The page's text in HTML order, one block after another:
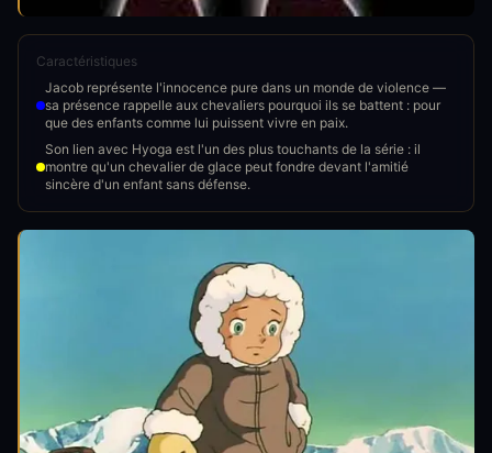
Caractéristiques
Jacob représente l'innocence pure dans un monde de violence —
sa présence rappelle aux chevaliers pourquoi ils se battent : pour
que des enfants comme lui puissent vivre en paix.
Son lien avec Hyoga est l'un des plus touchants de la série : il
montre qu'un chevalier de glace peut fondre devant l'amitié
sincère d'un enfant sans défense.